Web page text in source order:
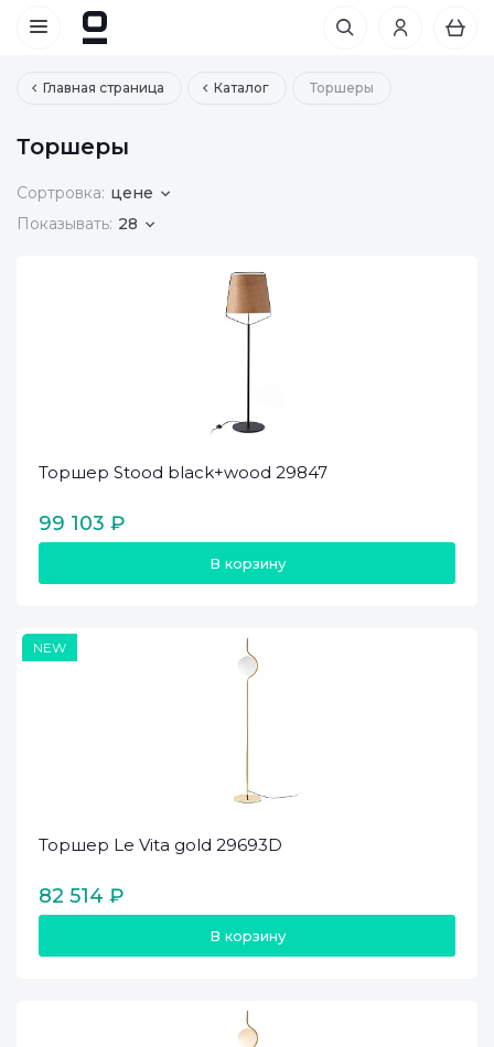
Главная страница Каталог Торшеры
Торшеры
Сортровка: цене
Показывать: 28
Торшер Stood black+wood 29847
99 103 ₽
В корзину
NEW
Торшер Le Vita gold 29693D
82 514 ₽
В корзину